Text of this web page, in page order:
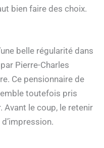
bien faire des choix.
belle régularité dans
Pierre-Charles
Ce pensionnaire de
toutefois pris
Avant le coup, le retenir